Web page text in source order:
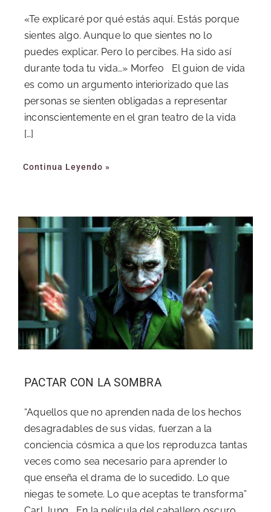
«Te explicaré por qué estás aquí. Estás porque
sientes algo. Aunque lo que sientes no lo
puedes explicar. Pero lo percibes. Ha sido así
durante toda tu vida…» Morfeo El guion de vida
es como un argumento interiorizado que las
personas se sienten obligadas a representar
inconscientemente en el gran teatro de la vida
[…]
Continua Leyendo »
PACTAR CON LA SOMBRA
“Aquellos que no aprenden nada de los hechos
desagradables de sus vidas, fuerzan a la
conciencia cósmica a que los reproduzca tantas
veces como sea necesario para aprender lo
que enseña el drama de lo sucedido. Lo que
niegas te somete. Lo que aceptas te transforma”